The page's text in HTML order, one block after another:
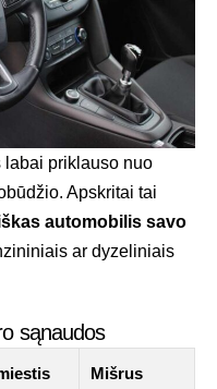
labai priklauso nuo
Apskritai tai
automobilis savo
ar dyzeliniais
sąnaudos
Mišrus